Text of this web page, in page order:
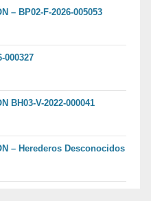
– BP02-F-2026-005053
000327
BH03-V-2022-000041
– Herederos Desconocidos